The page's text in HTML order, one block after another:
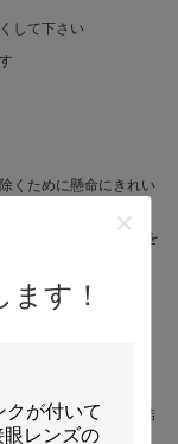
す！
して下さい
くために懸命にきれい
リーニング サービスを
レッチ・フィルムと詰